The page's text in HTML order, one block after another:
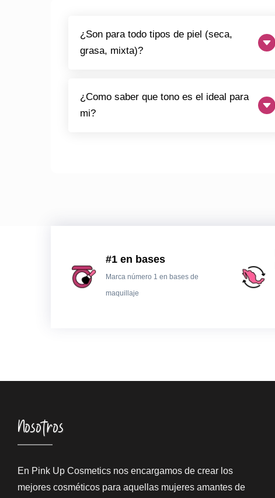
¿Son para todo tipos de piel (seca,
grasa, mixta)?
¿Como saber que tono es el ideal para
mi?
#1 en bases
Marca número 1 en bases de
maquillaje
Nosotros
En Pink Up Cosmetics nos encargamos de crear los
mejores cosméticos para aquellas mujeres amantes de